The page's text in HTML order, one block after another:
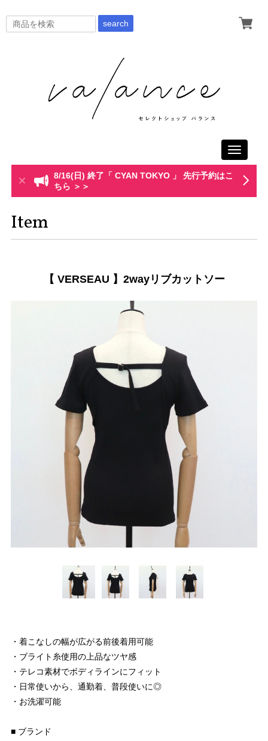
search
Toggle
8/16(日) 終了「 CYAN TOKYO 」 先行予約はこ
ちら ＞＞
Item
【 VERSEAU 】2wayリブカットソー
・着こなしの幅が広がる前後着用可能
・ブライト糸使用の上品なツヤ感
・テレコ素材でボディラインにフィット
・日常使いから、通勤着、普段使いに◎
・お洗濯可能
■ ブランド